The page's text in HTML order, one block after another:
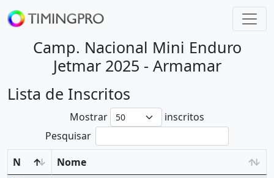
Camp. Nacional Mini Enduro
Jetmar 2025 - Armamar
Lista de Inscritos
Mostrar
inscritos
Pesquisar
N
Nome